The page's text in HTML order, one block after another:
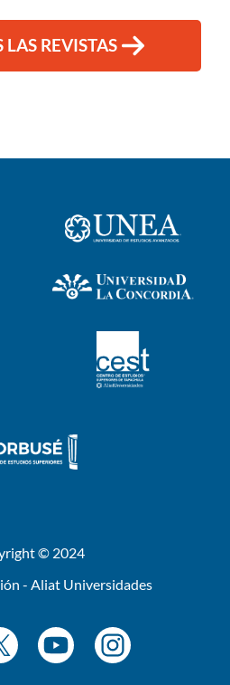
LAS REVISTAS
© 2024
- Aliat Universidades